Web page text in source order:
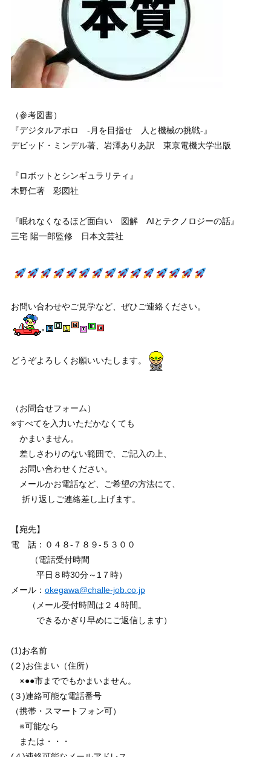
（参考図書）
『デジタルアポロ -月を目指せ 人と機械の挑戦-』
デビッド・ミンデル著、岩澤ありあ訳 東京電機大学出版
『ロボットとシンギュラリティ』
木野仁著 彩図社
『眠れなくなるほど面白い 図解 AIとテクノロジーの話』
三宅 陽一郎監修 日本文芸社
お問い合わせやご見学など、ぜひご連絡ください。
どうぞよろしくお願いいたします。
（お問合せフォーム）
※すべてを入力いただかなくても
かまいません。
差しさわりのない範囲で、ご記入の上、
お問い合わせください。
メールかお電話など、ご希望の方法にて、
折り返しご連絡差し上げます。
【宛先】
電 話：０４８-７８９-５３００
（電話受付時間
平日８時30分～1７時）
メール： okegawa@challe-job.co.jp
（メール受付時間は２４時間。
できるかぎり早めにご返信します）
(1)お名前
(２)お住まい（住所）
※●●市まででもかまいません。
(３)連絡可能な電話番号
（携帯・スマートフォン可）
※可能なら
または・・・